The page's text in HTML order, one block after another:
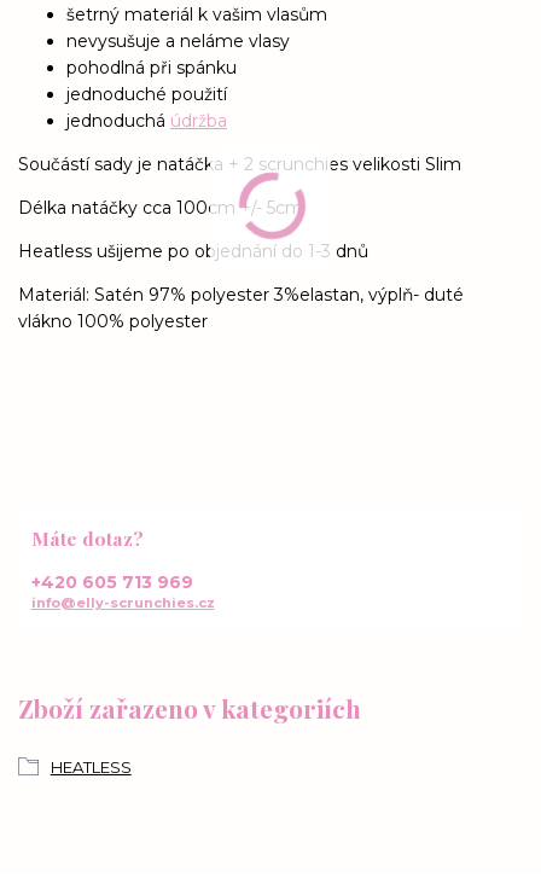
šetrný materiál k vašim vlasům
nevysušuje a neláme vlasy
pohodlná při spánku
jednoduché použití
jednoduchá údržba
Součástí sady je natáčka + 2 scrunchies velikosti Slim
Délka natáčky cca 100cm +/- 5cm
Heatless ušijeme po objednání do 1-3 dnů
Materiál: Satén 97% polyester 3%elastan, výplň- duté
vlákno 100% polyester
Zboží zařazeno v kategoriích
HEATLESS
Máte dotaz?
+420 605 713 969
info@elly-scrunchies.cz